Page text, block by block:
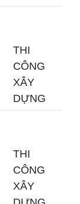
THI
CÔNG
XÂY
DỰNG
THI
CÔNG
XÂY